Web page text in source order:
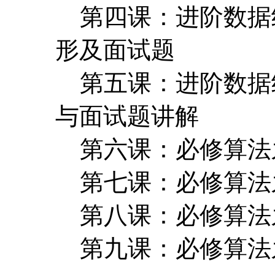
第四课：进阶数
形及面试题
第五课：进阶数
与面试题讲解
第六课：必修算
第七课：必修算
第八课：必修算
第九课：必修算